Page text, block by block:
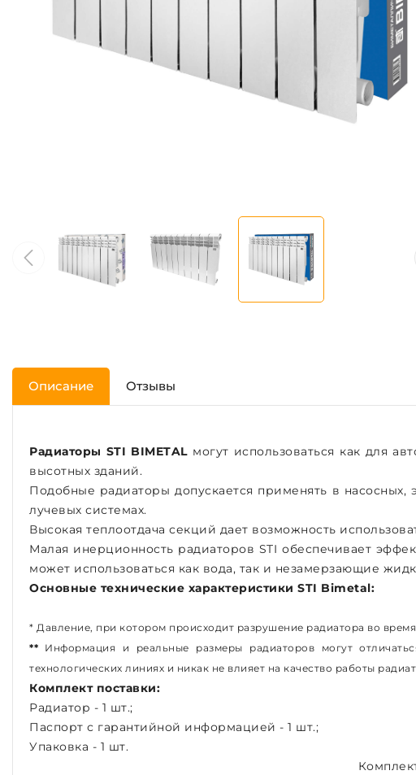
Описание Отзывы
Радиаторы STI BIMETALмогут использоваться как для
высотных зданий.
Подобные радиаторы допускается применять в
лучевых системах.
Высокая теплоотдача секций дает возможность
Малая инерционность радиаторов STI обеспечивает
может использоваться как вода, так и незамерзающие
Основные технические характеристики STI Bimetal:
* Давление, при котором происходит разрушение радиатора во
** Информация и реальные размеры радиаторов могут
технологических линиях и никак не влияет на качество работы
Комплект поставки:
Радиатор - 1 шт.;
Паспорт с гарантийной информацией - 1 шт.;
Упаковка - 1 шт.